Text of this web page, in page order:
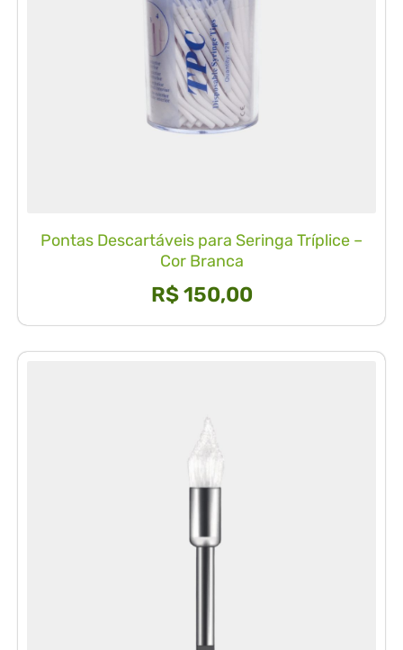
Pontas Descartáveis para Seringa Tríplice –
Cor Branca
R$150,00